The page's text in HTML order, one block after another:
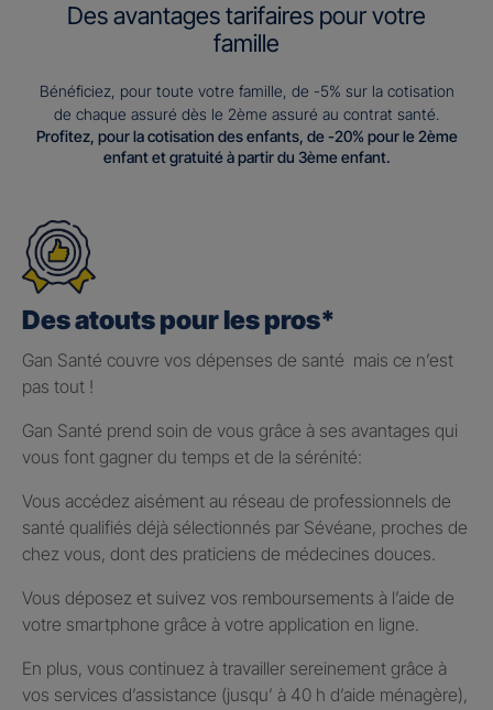
Des avantages tarifaires pour votre
famille
Bénéficiez, pour toute votre famille, de -5% sur la cotisation
de chaque assuré dès le 2ème assuré au contrat santé.
Profitez, pour la cotisation des enfants, de -20% pour le 2ème
enfant et gratuité à partir du 3ème enfant.
Des atouts pour les pros*
Gan Santé couvre vos dépenses de santé mais ce n’est
pas tout !
Gan Santé prend soin de vous grâce à ses avantages qui
vous font gagner du temps et de la sérénité:
Vous accédez aisément au réseau de professionnels de
santé qualifiés déjà sélectionnés par Sévéane, proches de
chez vous, dont des praticiens de médecines douces.
Vous déposez et suivez vos remboursements à l’aide de
votre smartphone grâce à votre application en ligne.
En plus, vous continuez à travailler sereinement grâce à
vos services d’assistance (jusqu’ à 40 h d’aide ménagère),